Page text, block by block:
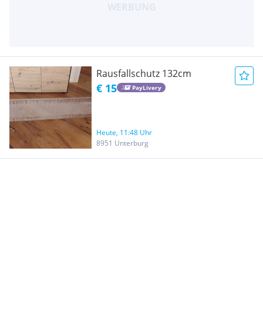
Rausfallschutz 132cm
€ 15 PayLivery
Heute, 11:48 Uhr
8951 Unterburg